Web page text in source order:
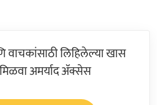
लिहिलेल्या खास
अमर्याद ॲक्सेस